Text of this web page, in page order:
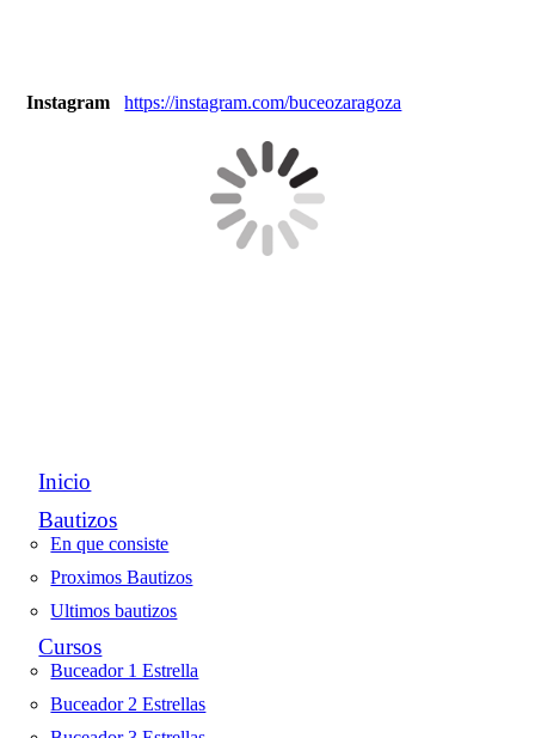
Instagram https://instagram.com/buceozaragoza
Inicio
Bautizos
En que consiste
Proximos Bautizos
Ultimos bautizos
Cursos
Buceador 1 Estrella
Buceador 2 Estrellas